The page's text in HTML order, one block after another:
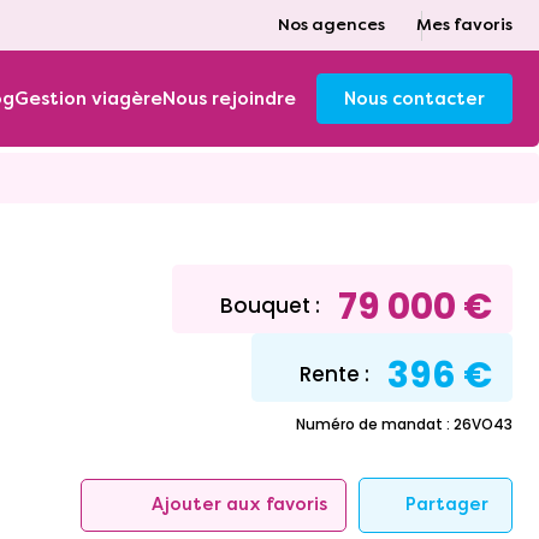
Nos agences Mes favoris
Gestion viagèreNous rejoindre Nous contacter
Bouquet : 79 000 €
Rente : 396 €
Numéro de mandat : 26VO43
Ajouter aux favoris Partager